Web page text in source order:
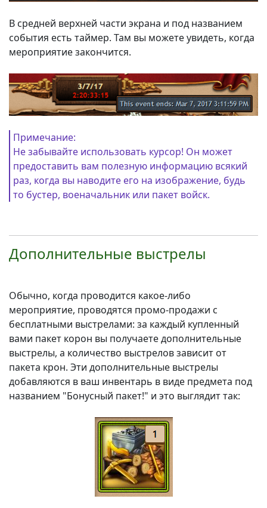
В средней верхней части экрана и под названием
события есть таймер. Там вы можете увидеть, когда
мероприятие закончится.
Примечание:
Не забывайте использовать курсор! Он может
предоставить вам полезную информацию всякий
раз, когда вы наводите его на изображение, будь
то бустер, военачальник или пакет войск.
Дополнительные выстрелы
Обычно, когда проводится какое-либо
мероприятие, проводятся промо-продажи с
бесплатными выстрелами: за каждый купленный
вами пакет корон вы получаете дополнительные
выстрелы, а количество выстрелов зависит от
пакета крон. Эти дополнительные выстрелы
добавляются в ваш инвентарь в виде предмета под
названием "Бонусный пакет!" и это выглядит так: